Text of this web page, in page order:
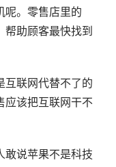
呢。零售店里的
帮助顾客最快找到
互联网代替不了的
应该把互联网干不
敢说苹果不是科技